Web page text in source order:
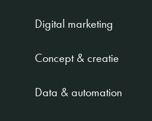
Digital marketing
Concept & creatie
Data & automation